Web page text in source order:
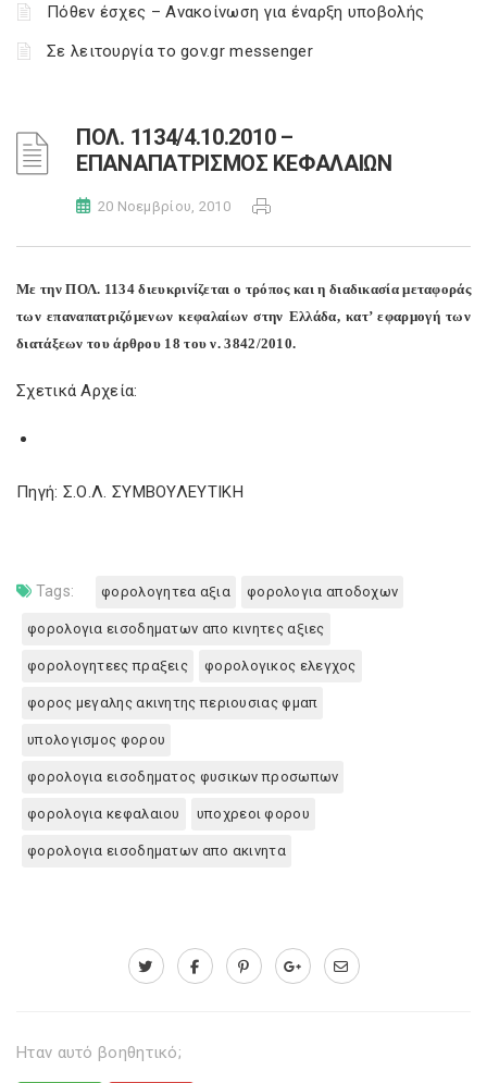
Πόθεν έσχες – Ανακοίνωση για έναρξη υποβολής
Σε λειτουργία το gov.gr messenger
ΠΟΛ. 1134/4.10.2010 –
ΕΠΑΝΑΠΑΤΡΙΣΜΟΣ ΚΕΦΑΛΑΙΩΝ
20 Νοεμβρίου, 2010
Με την ΠΟΛ. 1134 διευκρινίζεται ο τρόπος και η διαδικασία μεταφοράς
των επαναπατριζόμενων κεφαλαίων στην Ελλάδα, κατ’ εφαρμογή των
διατάξεων του άρθρου 18 του ν. 3842/2010.
Σχετικά Αρχεία:
Πηγή: Σ.Ο.Λ. ΣΥΜΒΟΥΛΕΥΤΙΚΗ
Tags: φορολογητεα αξια φορολογια αποδοχων
φορολογια εισοδηματων απο κινητες αξιες
φορολογητεες πραξεις φορολογικος ελεγχος
φορος μεγαλης ακινητης περιουσιας φμαπ
υπολογισμος φορου
φορολογια εισοδηματος φυσικων προσωπων
φορολογια κεφαλαιου υποχρεοι φορου
φορολογια εισοδηματων απο ακινητα
Ηταν αυτό βοηθητικό;